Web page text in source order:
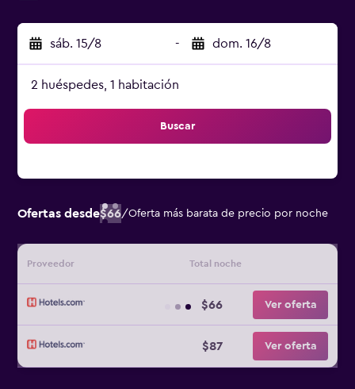
sáb. 15/8 - dom. 16/8
2 huéspedes, 1 habitación
Buscar
Ofertas desde$66/Oferta más barata de precio por noche
Proveedor Total noche
$66 Ver oferta
$87 Ver oferta